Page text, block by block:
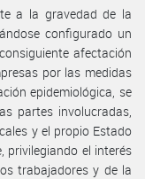
a la gravedad de la
configurado un
afectación
por las medidas
epidemiológica, se
partes involucradas,
y el propio Estado
privilegiando el interés
trabajadores y de la